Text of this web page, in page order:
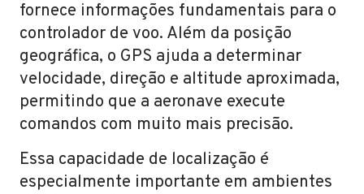
fornece informações fundamentais para o
controlador de voo. Além da posição
geográfica, o GPS ajuda a determinar
velocidade, direção e altitude aproximada,
permitindo que a aeronave execute
comandos com muito mais precisão.
Essa capacidade de localização é
especialmente importante em ambientes